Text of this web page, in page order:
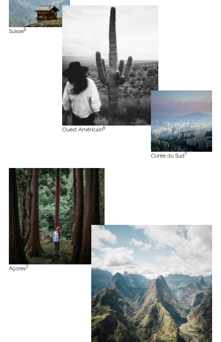
Suisse6
Ouest Américain8
Corée du Sud 7
Açores2